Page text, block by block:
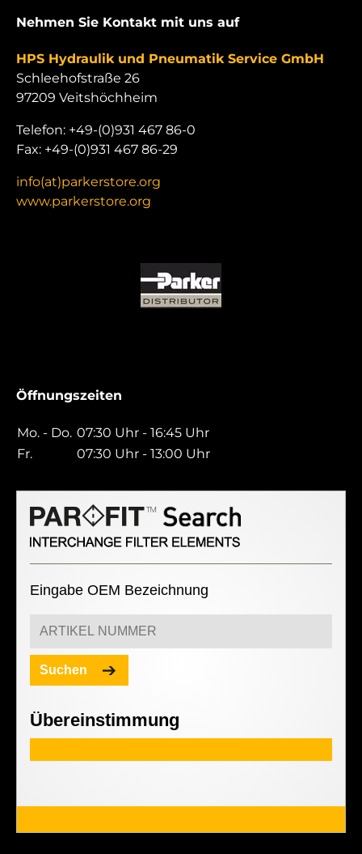
Nehmen Sie Kontakt mit uns auf
HPS Hydraulik und Pneumatik Service GmbH
Schleehofstraße 26
97209 Veitshöchheim
Telefon: +49-(0)931 467 86-0
Fax: +49-(0)931 467 86-29
info(at)parkerstore.org
www.parkerstore.org
Öffnungszeiten
Mo. - Do. 07:30 Uhr - 16:45 Uhr
Fr.
07:30 Uhr - 13:00 Uhr
Eingabe OEM Bezeichnung
Suchen
Übereinstimmung